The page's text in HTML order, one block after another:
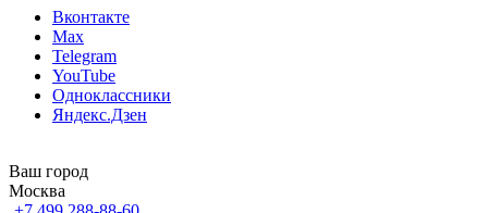
Вконтакте
Max
Telegram
YouTube
Одноклассники
Яндекс.Дзен
Ваш город
Москва